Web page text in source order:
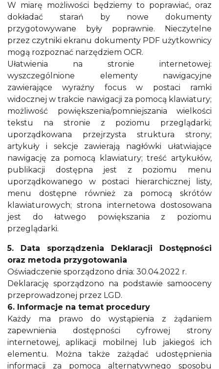
W miarę możliwości będziemy to poprawiać, oraz
dokładać starań by nowe dokumenty
przygotowywane były poprawnie. Nieczytelne
przez czytniki ekranu dokumenty PDF użytkownicy
mogą rozpoznać narzędziem OCR.
Ułatwienia na stronie internetowej:
wyszczególnione elementy nawigacyjne
zawierające wyraźny focus w postaci ramki
widocznej w trakcie nawigacji za pomocą klawiatury;
możliwość powiększenia/pomniejszania wielkości
tekstu na stronie z poziomu przeglądarki;
uporządkowana przejrzysta struktura strony;
artykuły i sekcje zawierają nagłówki ułatwiające
nawigację za pomocą klawiatury; treść artykułów,
publikacji dostępna jest z poziomu menu
uporządkowanego w postaci hierarchicznej listy,
menu dostępne również za pomocą skrótów
klawiaturowych; strona internetowa dostosowana
jest do łatwego powiększania z poziomu
przeglądarki.
5. Data sporządzenia Deklaracji Dostępności
oraz metoda przygotowania
Oświadczenie sporządzono dnia: 30.04.2022 r.
Deklarację sporządzono na podstawie samooceny
przeprowadzonej przez LGD.
6. Informacje na temat procedury
Każdy ma prawo do wystąpienia z żądaniem
zapewnienia dostępności cyfrowej strony
internetowej, aplikacji mobilnej lub jakiegoś ich
elementu. Można także zażądać udostępnienia
informacji za pomocą alternatywnego sposobu